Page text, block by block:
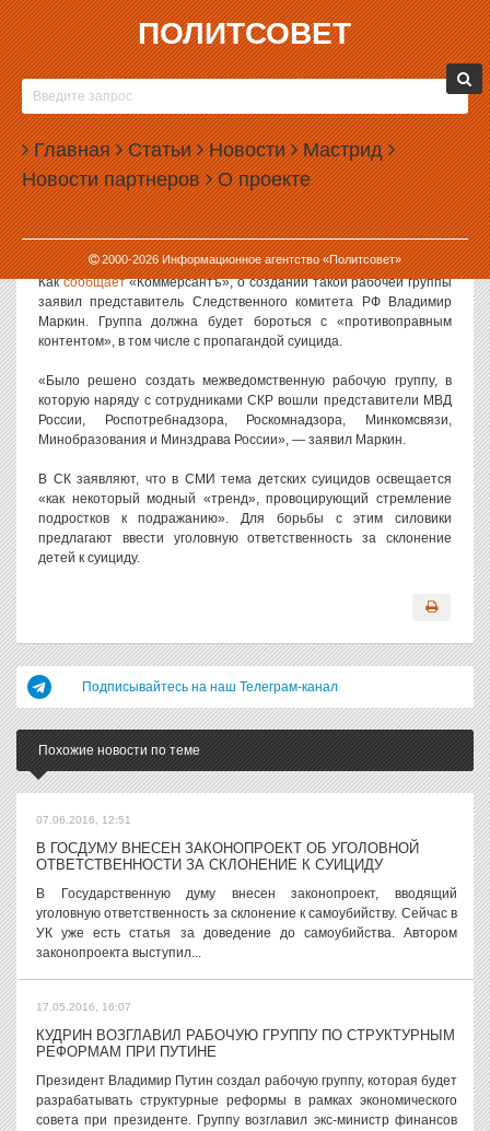
ПОЛИТСОВЕТ
Главная Статьи Новости Мастрид
Новости партнеров О проекте
2000-2026Информационное агентство «Политсовет»
10.08.2016, 13:03
В РОССИИ СОЗДАДУТ РАБОЧУЮ ГРУППУ ПО
БОРЬБЕ С СУИЦИДНЫМ КОНТЕНТОМ
Правоохранительные органы России создадут рабочую группу,
которая будет разрабатывать меры по противодействию
распространения моды на суицид. Кроме того, предлагается
ввести уголовную ответственность за склонение детей к суициду
в интернете.
Каксообщает«Коммерсантъ», о создании такой рабочей группы
заявил представитель Следственного комитета РФ Владимир
Маркин. Группа должна будет бороться с «противоправным
контентом», в том числе с пропагандой суицида.
«Было решено создать межведомственную рабочую группу, в
которую наряду с сотрудниками СКР вошли представители МВД
России, Роспотребнадзора, Роскомнадзора, Минкомсвязи,
Минобразования и Минздрава России», — заявил Маркин.
В СК заявляют, что в СМИ тема детских суицидов освещается
«как некоторый модный «тренд», провоцирующий стремление
подростков к подражанию». Для борьбы с этим силовики
предлагают ввести уголовную ответственность за склонение
детей к суициду.
Подписывайтесь на наш Телеграм-канал
Похожие новости по теме
07.06.2016, 12:51
В ГОСДУМУ ВНЕСЕН ЗАКОНОПРОЕКТ ОБ УГОЛОВНОЙ
ОТВЕТСТВЕННОСТИ ЗА СКЛОНЕНИЕ К СУИЦИДУ
В Государственную думу внесен законопроект, вводящий
уголовную ответственность за склонение к самоубийству. Сейчас в
УК уже есть статья за доведение до самоубийства. Автором
законопроекта выступил...
17.05.2016, 16:07
КУДРИН ВОЗГЛАВИЛ РАБОЧУЮ ГРУППУ ПО СТРУКТУРНЫМ
РЕФОРМАМ ПРИ ПУТИНЕ
Президент Владимир Путин создал рабочую группу, которая будет
разрабатывать структурные реформы в рамках экономического
совета при президенте. Группу возглавил экс-министр финансов